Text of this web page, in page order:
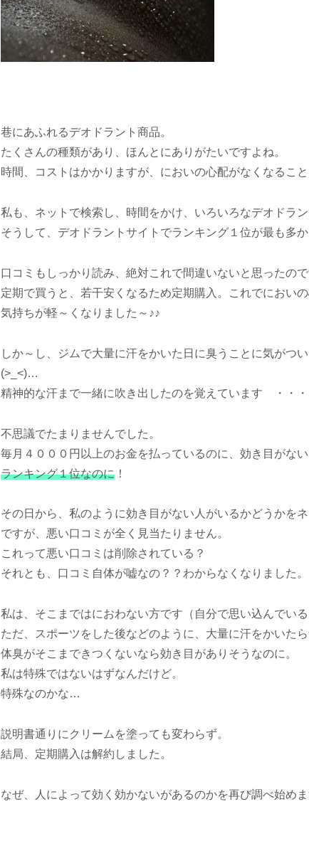
巷にあふれるデオドラント商品。
たくさんの種類があり、ほんとにありがたいですよね。
時間、コストはかかりますが、においの心配がなくなるこ
私も、ネットで検索し、時間をかけ、いろいろなデオドラ
そうして、デオドラントサイトでランキング１位が最も多
口コミもしっかり読み、絶対これで間違いないと思ったの
定期で買うと、若干安くなるため定期購入。これでにおい
気持ちが軽～くなりました～♪♪
しか～し、ジムで大量に汗をかいた日に臭うことに気がつ
(>_<)…
精神的な汗まで一緒に吹き出したのを覚えています ・・
不思議でたまりませんでした。
毎月４０００円以上のお金を払っているのに、効き目がな
ランキング１位なのに！
その日から、私のように効き目がない人がいるかどうかを
ですが、悪い口コミが全く見当たりません。
これって悪い口コミは削除されている？
それとも、口コミ自体が嘘なの？？わからなくなりました。
私は、そこまではにおわない方です（自分で思い込んでい
ただ、スポーツをした後などのように、大量に汗をかいた
体臭がそこまできつくないなら効き目がありそうなのに。
私は特殊ではないはずなんだけど。
特殊なのかな…
説明書通りにクリームを塗っても変わらず。
結局、定期購入は解約しました。
なぜ、人によって効く効かないがあるのかを再び調べ始め